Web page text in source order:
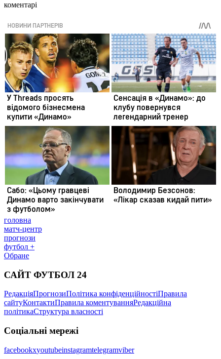
коментарі
головна
матч-центр
прогнози
футбол +
Обране
САЙТ ФУТБОЛ 24
РедакціяПрогнозиПолітика конфіденційностіПравила
сайтуКонтактиПравила коментуванняРедакційна
політикаСтруктура власності
Соціальні мережі
facebookxyoutubeinstagramtelegramviber